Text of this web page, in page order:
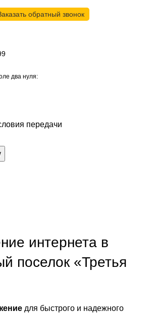
обратный звонок
два нуля:
передачи
интернета в
поселок «Третья
для быстрого и надежного